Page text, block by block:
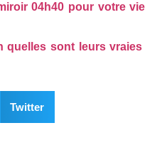
04h40 pour votre vie
quelles sont leurs vraies
Twitter